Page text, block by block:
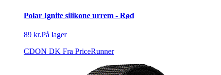
Polar Ignite silikone urrem - Rød
89 kr.På lager
CDON DK Fra PriceRunner